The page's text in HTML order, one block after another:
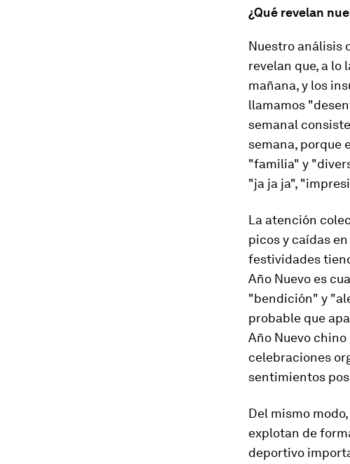
¿Qué revelan
Nuestro análisis
revelan que, a lo
mañana, y los
llamamos
semanal
semana, porque
"familia" y
"ja ja ja",
La atención
picos y caídas
festividades
Año Nuevo es
"bendición" y
probable que
Año Nuevo
celebraciones
sentimientos
Del mismo
explotan de
deportivo